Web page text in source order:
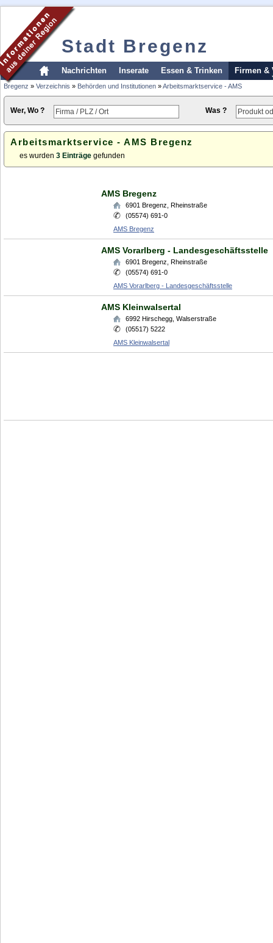
Stadt Bregenz
Nachrichten Inserate Essen & Trinken Firmen &
Bregenz » Verzeichnis » Behörden und Institutionen »Arbeitsmarktservice - AMS
Wer, Wo ? Was ?
Arbeitsmarktservice - AMS Bregenz
es wurden 3 Einträge gefunden
AMS Bregenz
6901 Bregenz Rheinstraße
(05574) 691-0
AMS Bregenz
AMS Vorarlberg - Landesgeschäftsstelle
6901 Bregenz Rheinstraße
(05574) 691-0
AMS Vorarlberg - Landesgeschäftsstelle
AMS Kleinwalsertal
6992 Hirschegg Walserstraße
(05517) 5222
AMS Kleinwalsertal